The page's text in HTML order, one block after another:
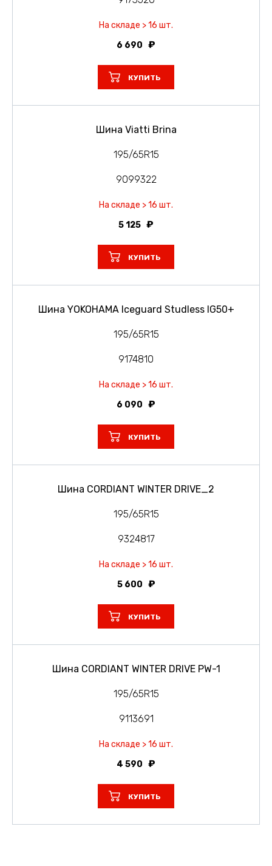
На складе > 16 шт.
6 690
КУПИТЬ
Шина Viatti Brina
195/65R15
9099322
На складе > 16 шт.
5 125
КУПИТЬ
Шина YOKOHAMA Iceguard Studless IG50+
195/65R15
9174810
На складе > 16 шт.
6 090
КУПИТЬ
Шина CORDIANT WINTER DRIVE_2
195/65R15
9324817
На складе > 16 шт.
5 600
КУПИТЬ
Шина CORDIANT WINTER DRIVE PW-1
195/65R15
9113691
На складе > 16 шт.
4 590
КУПИТЬ